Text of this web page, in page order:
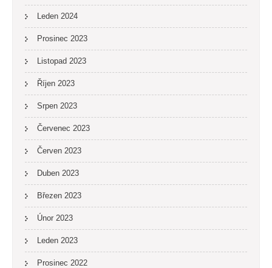
Leden 2024
Prosinec 2023
Listopad 2023
Říjen 2023
Srpen 2023
Červenec 2023
Červen 2023
Duben 2023
Březen 2023
Únor 2023
Leden 2023
Prosinec 2022